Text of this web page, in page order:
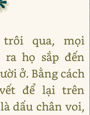
qua, mọi
họ sắp đến
ở. Bằng cách
để lại trên
dấu chân voi,